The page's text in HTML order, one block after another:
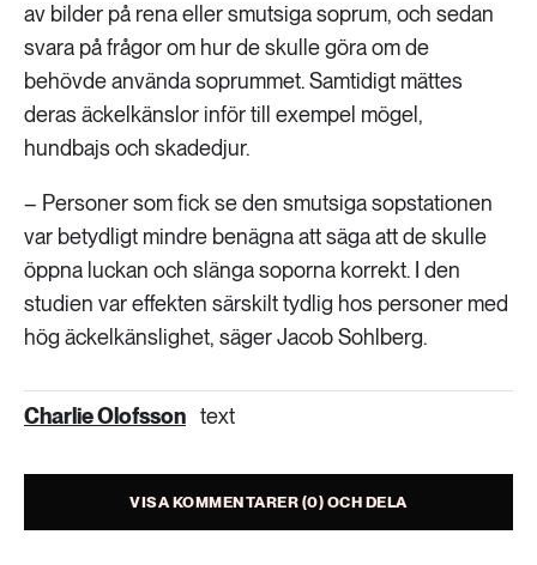
av bilder på rena eller smutsiga soprum, och sedan
svara på frågor om hur de skulle göra om de
behövde använda soprummet. Samtidigt mättes
deras äckelkänslor inför till exempel mögel,
hundbajs och skadedjur.
– Personer som fick se den smutsiga sopstationen
var betydligt mindre benägna att säga att de skulle
öppna luckan och slänga soporna korrekt. I den
studien var effekten särskilt tydlig hos personer med
hög äckelkänslighet, säger Jacob Sohlberg.
Charlie Olofsson text
VISA KOMMENTARER (0) OCH DELA